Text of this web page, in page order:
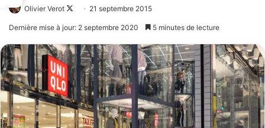
Olivier Verot
Follow21 septembre 2015
Dernière mise à jour: 2 septembre 2020 5 minutes de lecture